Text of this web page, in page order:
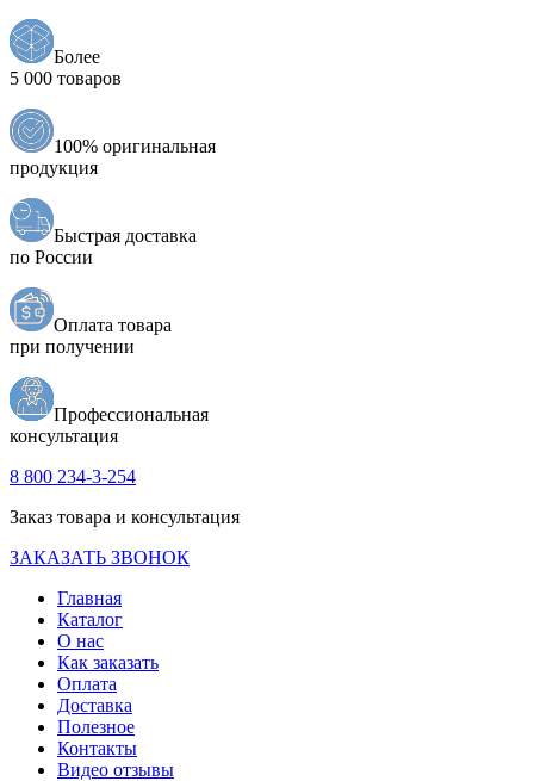
Более
5 000 товаров
100% оригинальная
продукция
Быстрая доставка
по России
Оплата товара
при получении
Профессиональная
консультация
8 800 234-3-254
Заказ товара и консультация
ЗАКАЗАТЬ ЗВОНОК
Главная
Каталог
О нас
Как заказать
Оплата
Доставка
Полезное
Контакты
Видео отзывы